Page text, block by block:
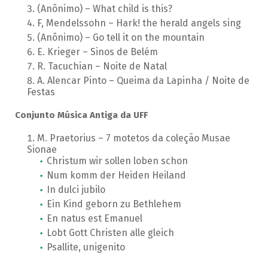
(Anônimo) – What child is this?
F, Mendelssohn – Hark! the herald angels sing
(Anônimo) – Go tell it on the mountain
E. Krieger – Sinos de Belém
R. Tacuchian – Noite de Natal
A. Alencar Pinto – Queima da Lapinha / Noite de
Festas
Conjunto Música Antiga da UFF
M. Praetorius – 7 motetos da coleção Musae
Sionae
Christum wir sollen loben schon
Num komm der Heiden Heiland
In dulci jubilo
Ein Kind geborn zu Bethlehem
En natus est Emanuel
Lobt Gott Christen alle gleich
Psallite, unigenito